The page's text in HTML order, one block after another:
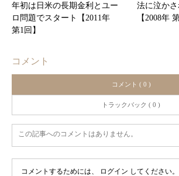
年初は日米の長期金利とユー
ロ問題でスタート【2011年
第1回】
法に泣か
【2008年
コメント
コメント ( 0 )
トラックバック ( 0 )
この記事へのコメントはありません。
コメントするためには、 ログイン してください。